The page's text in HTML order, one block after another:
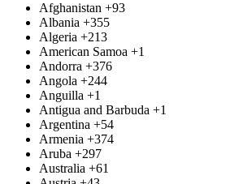
Afghanistan +93
Albania +355
Algeria +213
American Samoa +1
Andorra +376
Angola +244
Anguilla +1
Antigua and Barbuda +1
Argentina +54
Armenia +374
Aruba +297
Australia +61